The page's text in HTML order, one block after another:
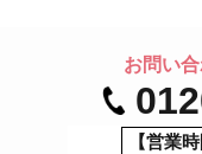
お問い
【営業